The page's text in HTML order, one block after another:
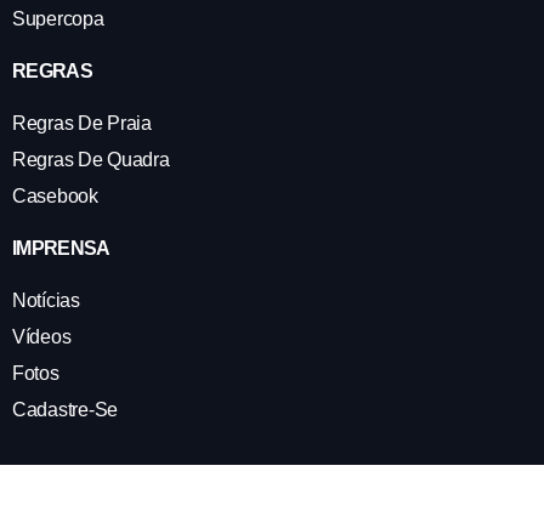
Supercopa
REGRAS
Regras De Praia
Regras De Quadra
Casebook
IMPRENSA
Notícias
Vídeos
Fotos
Cadastre-Se